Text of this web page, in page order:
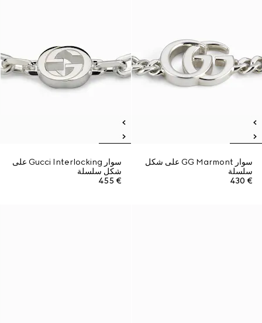
سوار GG Marmont على شكل
سلسلة
€ 430
سوار Gucci Interlocking على
شكل سلسلة
€ 455